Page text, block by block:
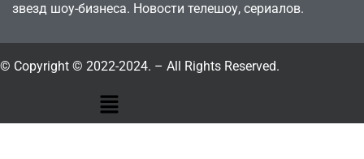
звезд шоу-бизнеса. Новости телешоу, сериалов.
© Copyright © 2022-2024. – All Rights Reserved.